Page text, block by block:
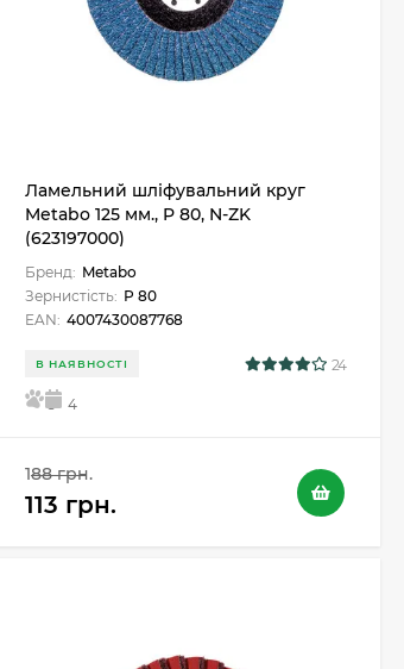
Ламельний шліфувальний круг
Metabo 125 мм., P 80, N-ZK
(623197000)
Бренд: Metabo
Зернистість: Р 80
EAN: 4007430087768
В НАЯВНОСТІ 24
5 4
188 грн.
113 грн.